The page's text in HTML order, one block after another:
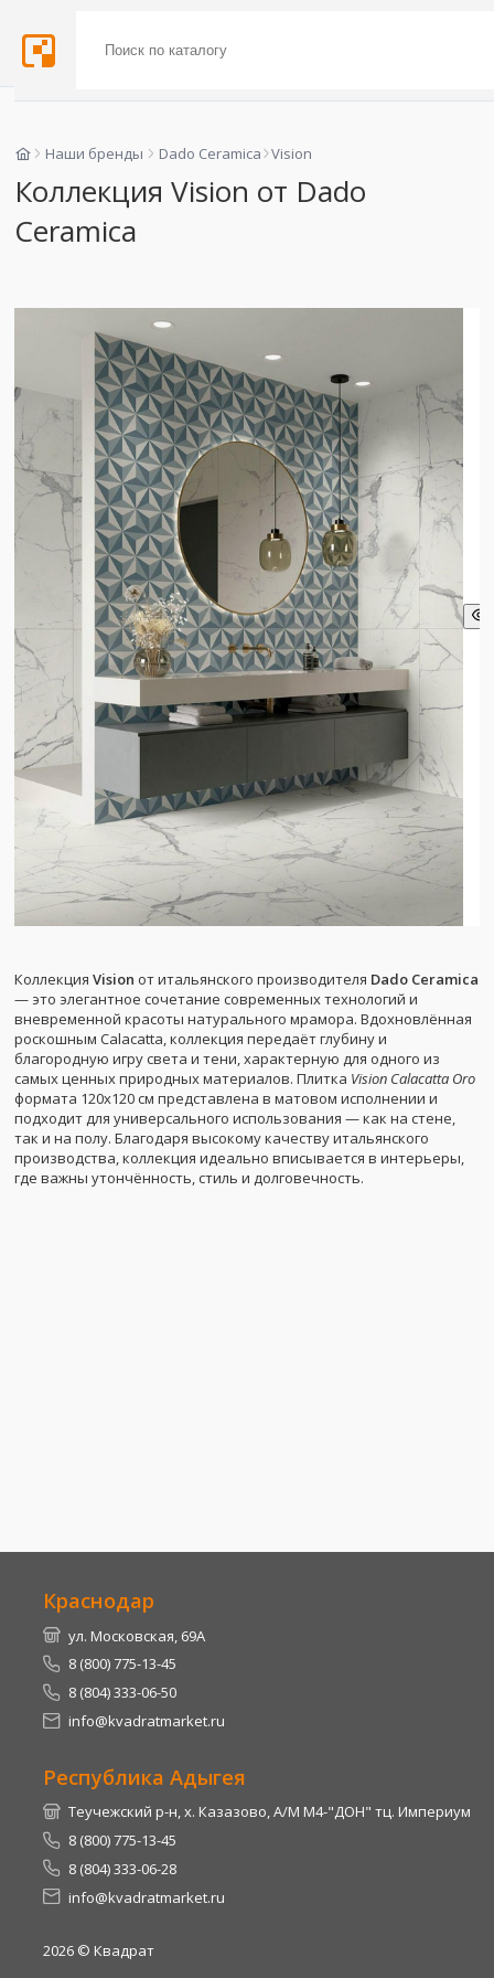
Наши бренды Dado Ceramica Vision
Коллекция Vision от Dado
Ceramica
Коллекция Vision от итальянского производителя Dado Ceramica
— это элегантное сочетание современных технологий и
вневременной красоты натурального мрамора. Вдохновлённая
роскошным Calacatta, коллекция передаёт глубину и
благородную игру света и тени, характерную для одного из
самых ценных природных материалов. Плитка Vision Calacatta Oro
формата 120x120 см представлена в матовом исполнении и
подходит для универсального использования — как на стене,
так и на полу. Благодаря высокому качеству итальянского
производства, коллекция идеально вписывается в интерьеры,
где важны утончённость, стиль и долговечность.
Краснодар
ул. Московская, 69А
8 (800) 775-13-45
8 (804) 333-06-50
info@kvadratmarket.ru
Республика Адыгея
Теучежский р-н, х. Казазово, А/М М4-"ДОН" тц. Империум
8 (800) 775-13-45
8 (804) 333-06-28
info@kvadratmarket.ru
2026 © Квадрат